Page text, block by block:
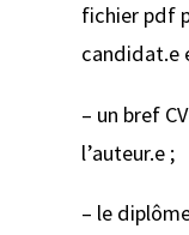
fichier pdf
candidat.e
– un bref
l’auteur.e ;
– le